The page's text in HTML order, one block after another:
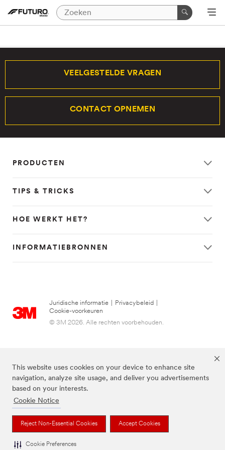
This website uses cookies on your device to enhance site
navigation, analyze site usage, and deliver you advertisements
based on your interests.
Cookie Notice
Reject Non-Essential Cookies Accept Cookies
Cookie Preferences
VEELGESTELDE VRAGEN
CONTACT OPNEMEN
PRODUCTEN
TIPS & TRICKS
HOE WERKT HET?
INFORMATIEBRONNEN
Juridische informatie Privacybeleid
Cookie-voorkeuren
© 3M 2026. Alle rechten voorbehouden.
FUTURO is een handelsmerk van 3M.